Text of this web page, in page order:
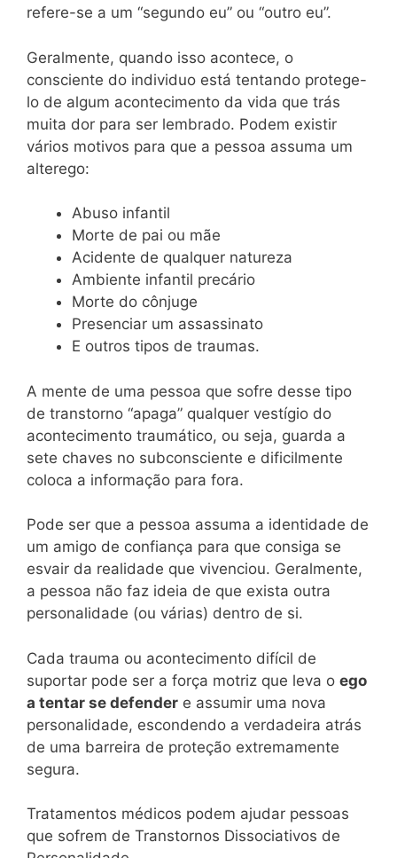
refere-se a um “segundo eu” ou “outro eu”.
Geralmente, quando isso acontece, o
consciente do individuo está tentando protege-
lo de algum acontecimento da vida que trás
muita dor para ser lembrado. Podem existir
vários motivos para que a pessoa assuma um
alterego:
Abuso infantil
Morte de pai ou mãe
Acidente de qualquer natureza
Ambiente infantil precário
Morte do cônjuge
Presenciar um assassinato
E outros tipos de traumas.
A mente de uma pessoa que sofre desse tipo
de transtorno “apaga” qualquer vestígio do
acontecimento traumático, ou seja, guarda a
sete chaves no subconsciente e dificilmente
coloca a informação para fora.
Pode ser que a pessoa assuma a identidade de
um amigo de confiança para que consiga se
esvair da realidade que vivenciou. Geralmente,
a pessoa não faz ideia de que exista outra
personalidade (ou várias) dentro de si.
Cada trauma ou acontecimento difícil de
suportar pode ser a força motriz que leva o ego
a tentar se defender e assumir uma nova
personalidade, escondendo a verdadeira atrás
de uma barreira de proteção extremamente
segura.
Tratamentos médicos podem ajudar pessoas
que sofrem de Transtornos Dissociativos de